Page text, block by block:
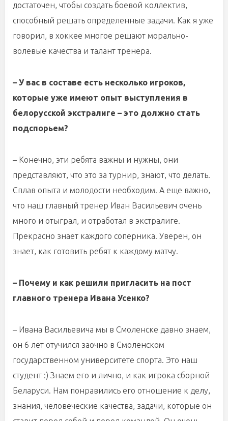
достаточен, чтобы создать боевой коллектив,
способный решать определенные задачи. Как я уже
говорил, в хоккее многое решают морально-
волевые качества и талант тренера.
– У вас в составе есть несколько игроков,
которые уже имеют опыт выступления в
белорусской экстралиге – это должно стать
подспорьем?
– Конечно, эти ребята важны и нужны, они
представляют, что это за турнир, знают, что делать.
Сплав опыта и молодости необходим. А еще важно,
что наш главный тренер Иван Васильевич очень
много и отыграл, и отработал в экстралиге.
Прекрасно знает каждого соперника. Уверен, он
знает, как готовить ребят к каждому матчу.
– Почему и как решили пригласить на пост
главного тренера Ивана Усенко?
– Ивана Васильевича мы в Смоленске давно знаем,
он 6 лет отучился заочно в Смоленском
государственном университете спорта. Это наш
студент :) Знаем его и лично, и как игрока сборной
Беларуси. Нам понравились его отношение к делу,
знания, человеческие качества, задачи, которые он